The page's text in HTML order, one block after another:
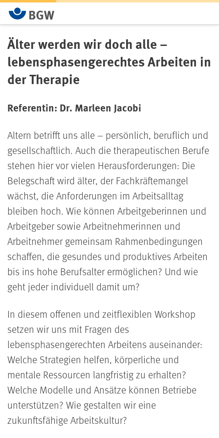
Älter werden wir doch alle –
lebensphasengerechtes Arbeiten in
der Therapie
Referentin: Dr. Marleen Jacobi
Altern betrifft uns alle – persönlich, beruflich und
gesellschaftlich. Auch die therapeutischen Berufe
stehen hier vor vielen Herausforderungen: Die
Belegschaft wird älter, der Fachkräftemangel
wächst, die Anforderungen im Arbeitsalltag
bleiben hoch. Wie können Arbeitgeberinnen und
Arbeitgeber sowie Arbeitnehmerinnen und
Arbeitnehmer gemeinsam Rahmenbedingungen
schaffen, die gesundes und produktives Arbeiten
bis ins hohe Berufsalter ermöglichen? Und wie
geht jeder individuell damit um?
In diesem offenen und zeitflexiblen Workshop
setzen wir uns mit Fragen des
lebensphasengerechten Arbeitens auseinander:
Welche Strategien helfen, körperliche und
mentale Ressourcen langfristig zu erhalten?
Welche Modelle und Ansätze können Betriebe
unterstützen? Wie gestalten wir eine
zukunftsfähige Arbeitskultur?